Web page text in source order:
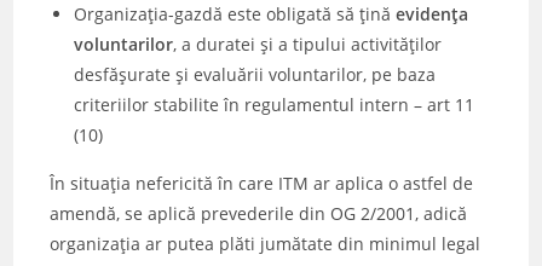
Organizația-gazdă este obligată să țină evidența
voluntarilor, a duratei și a tipului activităților
desfășurate și evaluării voluntarilor, pe baza
criteriilor stabilite în regulamentul intern – art 11
(10)
În situația nefericită în care ITM ar aplica o astfel de
amendă, se aplică prevederile din OG 2/2001, adică
organizația ar putea plăti jumătate din minimul legal